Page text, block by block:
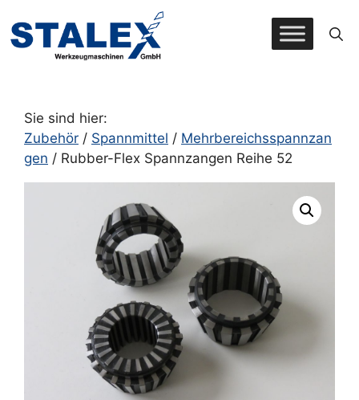
Inhalt
springen
Sie sind hier:
Zubehör / Spannmittel / Mehrbereichsspannzan
gen / Rubber-Flex Spannzangen Reihe 52